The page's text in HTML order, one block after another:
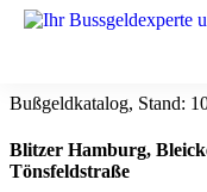
Verstöße
Alkohol am Steuer
Themen
Bußgeldkatalog, Stand:
Blitzer Hamburg,
Tönsfeldstraße